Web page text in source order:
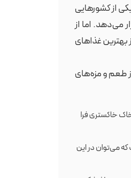
از کشورهایی
می‌دهد. اما از
بهترین غذاهای
طعم و مزه‌های
خاکستری فرا
می‌توان در این